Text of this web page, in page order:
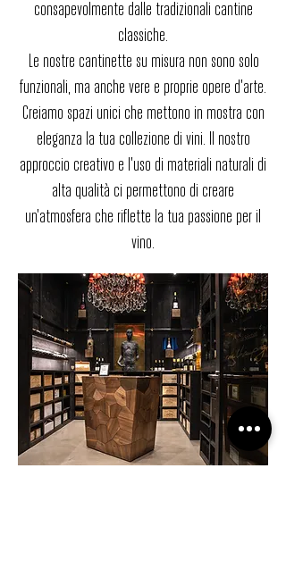
consapevolmente dalle tradizionali cantine
classiche.
Le nostre cantinette su misura non sono solo
funzionali, ma anche vere e proprie opere d'arte.
Creiamo spazi unici che mettono in mostra con
eleganza la tua collezione di vini. Il nostro
approccio creativo e l'uso di materiali naturali di
alta qualità ci permettono di creare
un'atmosfera che riflette la tua passione per il
vino.